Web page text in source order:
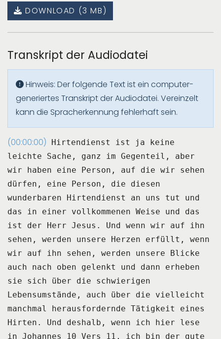
DOWNLOAD (3 MB)
Transkript der Audiodatei
Hinweis: Der folgende Text ist ein computer-
generiertes Transkript der Audiodatei. Vereinzelt
kann die Spracherkennung fehlerhaft sein.
(00:00:00)
Hirtendienst ist ja keine
leichte Sache, ganz im Gegenteil, aber
wir haben eine Person,
auf die wir sehen
dürfen, eine Person, die diesen
wunderbaren Hirtendienst an uns tut
und
das in einer vollkommenen Weise und das
ist der Herr Jesus.
Und wenn wir auf ihn
sehen, werden unsere Herzen erfüllt, wenn
wir auf ihn sehen, werden
unsere Blicke
auch nach oben gelenkt und dann erheben
sie sich über die schwierigen
Lebensumstände, auch über die vielleicht
manchmal herausfordernde Tätigkeit eines
Hirten.
Und deshalb, wenn ich hier lese
in Johannes 10 Vers 11 , ich bin der gute